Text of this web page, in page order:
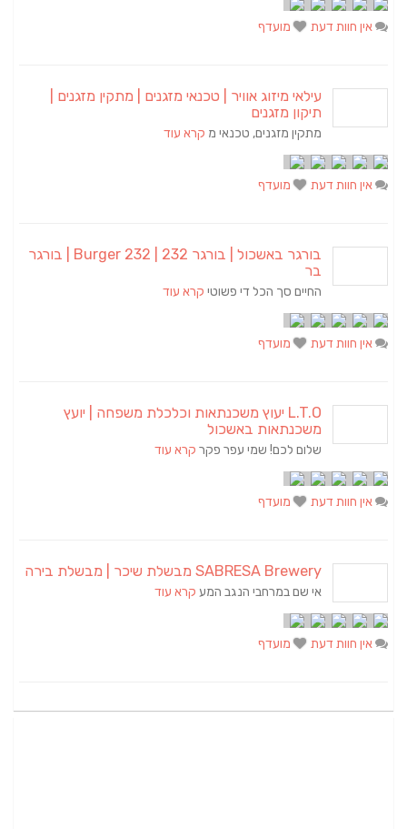
אין חוות דעת מועדף
עילאי מיזוג אוויר | טכנאי מזגנים | מתקין מזגנים |
תיקון מזגנים
מתקין מזגנים, טכנאי מ קרא עוד
אין חוות דעת מועדף
בורגר באשכול | בורגר 232 | Burger 232 | בורגר
בר
החיים סך הכל די פשוטי קרא עוד
אין חוות דעת מועדף
L.T.O יעוץ משכנתאות וכלכלת משפחה | יועץ
משכנתאות באשכול
שלום לכם! שמי עפר פקר קרא עוד
אין חוות דעת מועדף
SABRESA Brewery מבשלת שיכר | מבשלת בירה
אי שם במרחבי הנגב המע קרא עוד
אין חוות דעת מועדף